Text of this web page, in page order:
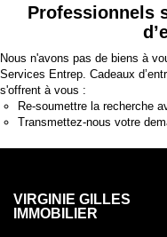
Professionnels
Nous n'avons pas de biens à
Services Entrep. Cadeaux
s'offrent à vous :
Re-soumettre la recherche
Transmettez-nous votre
VIRGINIE GILLES
IMMOBILIER